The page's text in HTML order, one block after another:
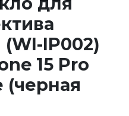
IP002)
15 Pro
(черная